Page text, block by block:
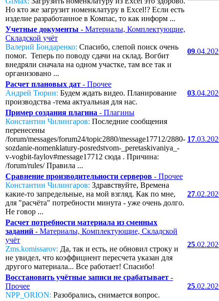
Но кто же загрузит номенклатуру в Excel!? Если есть
изделие разработанное в Компас, то как информ ...
Учетные документы - Материалы, Комплектующие,
Складской учёт
Валерий Бондаренко: Спасибо, слепой поиск очень
помог. Теперь по поводу сдачи на склад. Вогбит
внедряли сначала на одном участке, там все так и
организовано ...
09
Расчет плановых дат - Прочее
Андрей Тюрин: Будем ждать видео. Планирование
производства -тема актуальная для нас.
03
Пример создания плагина - Плагины
Константин Чилингаров: Последние сообщения
перенесены
/forum/messages/forum24/topic2880/message17712/2880-
sozdanie-nomenklatury-posredstvom-_peretaskivaniya_-
v-vogbit-faylov#message17712 сюда . Причина:
/forum/rules/ Правила ...
17
Сравнение производительности серверов - Прочее
Константин Чилингаров: Здравствуйте, Времена
какие-то запредельные, на мой взгляд. Как по мне,
для "расчёта" потребности минута - уже очень долго.
Не говор ...
27
Расчет потребности материала из сменных
заданий - Материалы, Комплектующие, Складской
учёт
Zms.komissarov: Да, так и есть, не обновил строку и
не увидел, что коэффициент пересчета указан для
другого материала... Все работает! Спасибо!
25
Восстановить учётные записи не срабатывает -
Прочее
NPP_ORION: Разобрались, снимается вопрос.
25